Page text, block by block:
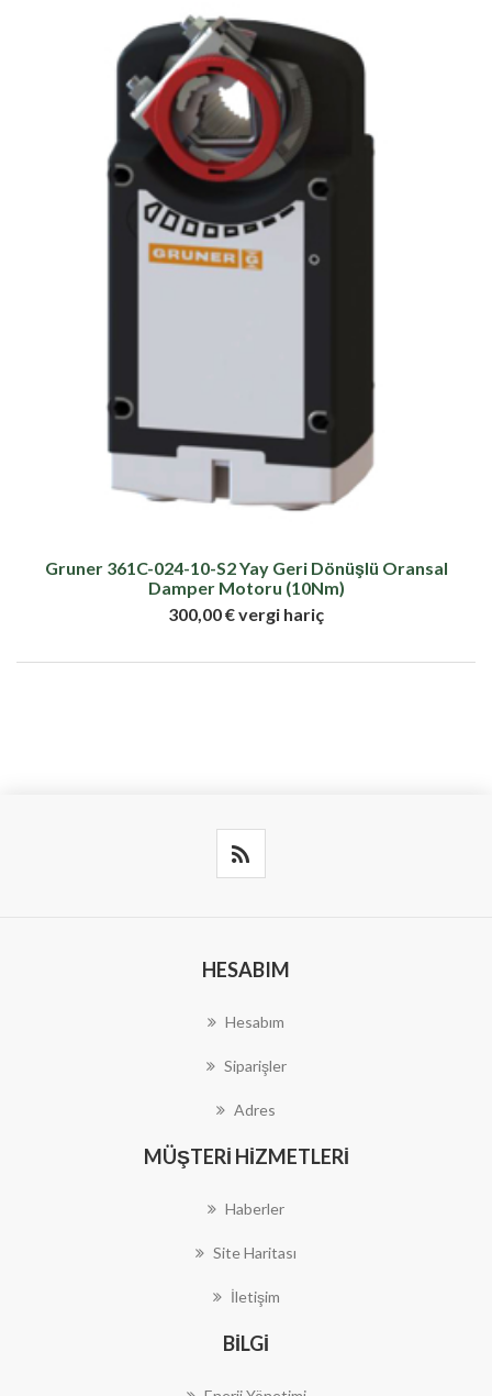
Gruner 361C-024-10-S2 Yay Geri Dönüşlü Oransal
Damper Motoru (10Nm)
300,00 € vergi hariç
HESABIM
Hesabım
Siparişler
Adres
MÜŞTERI HIZMETLERI
Haberler
Site Haritası
İletişim
BILGI